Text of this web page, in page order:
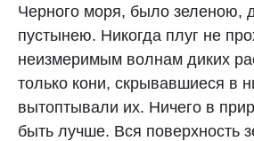
Черного моря, было зеленою,
пустынею. Никогда плуг не
неизмеримым волнам диких
только кони, скрывавшиеся в
вытоптывали их. Ничего в
быть лучше. Вся поверхность